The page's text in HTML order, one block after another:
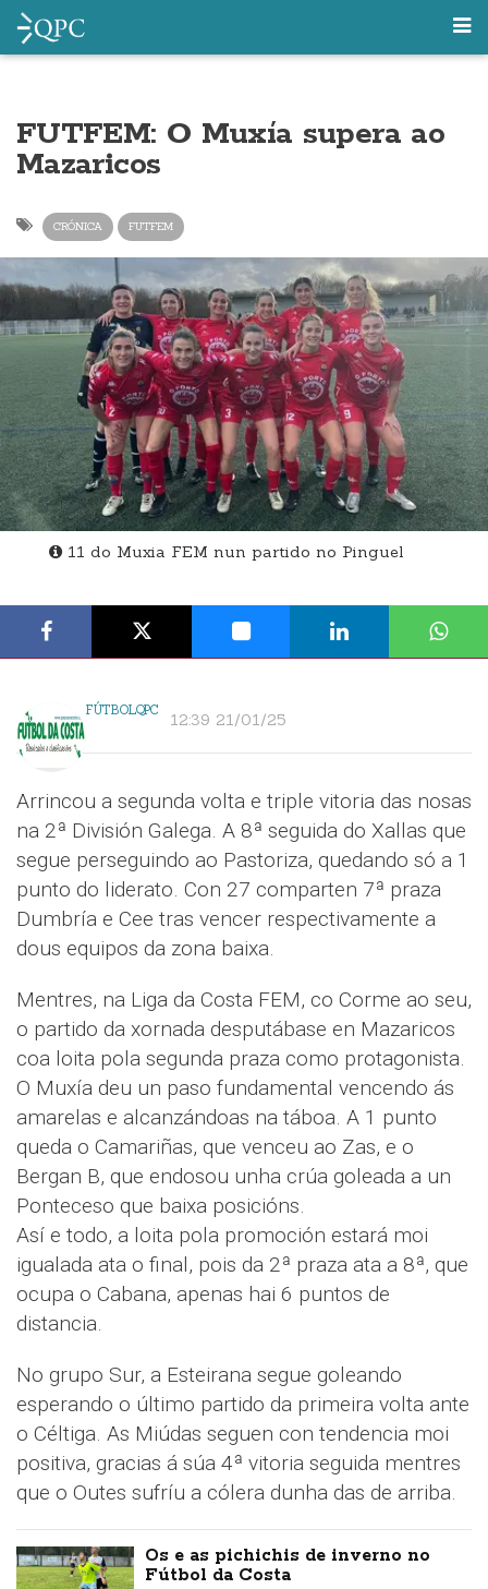
FUTFEM: O Muxía supera ao
Mazaricos
CRÓNICA FUTFEM
11 do Muxia FEM nun partido no Pinguel
FÚTBOLQPC 12:39 21/01/25
Arrincou a segunda volta e triple vitoria das nosas
na 2ª División Galega. A 8ª seguida do Xallas que
segue perseguindo ao Pastoriza, quedando só a 1
punto do liderato. Con 27 comparten 7ª praza
Dumbría e Cee tras vencer respectivamente a
dous equipos da zona baixa.
Mentres, na Liga da Costa FEM, co Corme ao seu,
o partido da xornada desputábase en Mazaricos
coa loita pola segunda praza como protagonista.
O Muxía deu un paso fundamental vencendo ás
amarelas e alcanzándoas na táboa. A 1 punto
queda o Camariñas, que venceu ao Zas, e o
Bergan B, que endosou unha crúa goleada a un
Ponteceso que baixa posicións.
Así e todo, a loita pola promoción estará moi
igualada ata o final, pois da 2ª praza ata a 8ª, que
ocupa o Cabana, apenas hai 6 puntos de
distancia.
No grupo Sur, a Esteirana segue goleando
esperando o último partido da primeira volta ante
o Céltiga. As Miúdas seguen con tendencia moi
positiva, gracias á súa 4ª vitoria seguida mentres
que o Outes sufríu a cólera dunha das de arriba.
Os e as pichichis de inverno no
Fútbol da Costa